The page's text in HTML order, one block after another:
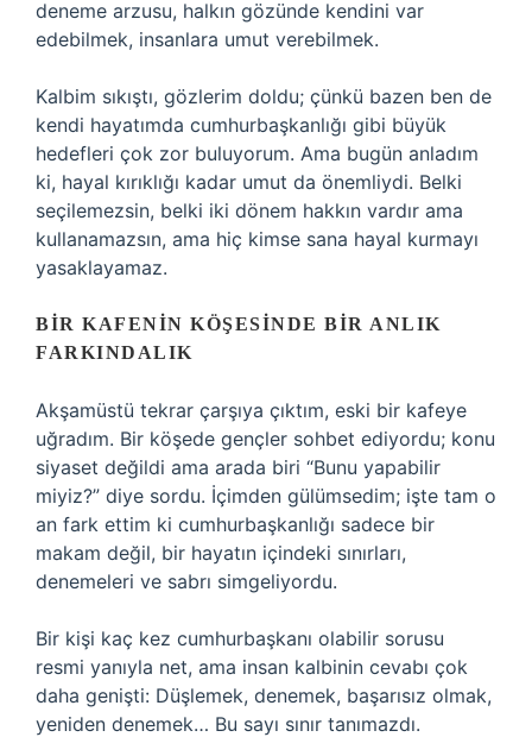
deneme arzusu, halkın gözünde kendini var
edebilmek, insanlara umut verebilmek.
Kalbim sıkıştı, gözlerim doldu; çünkü bazen ben de
kendi hayatımda cumhurbaşkanlığı gibi büyük
hedefleri çok zor buluyorum. Ama bugün anladım
ki, hayal kırıklığı kadar umut da önemliydi. Belki
seçilemezsin, belki iki dönem hakkın vardır ama
kullanamazsın, ama hiç kimse sana hayal kurmayı
yasaklayamaz.
BIR KAFENIN KÖŞESINDE BIR ANLIK
FARKINDALIK
Akşamüstü tekrar çarşıya çıktım, eski bir kafeye
uğradım. Bir köşede gençler sohbet ediyordu; konu
siyaset değildi ama arada biri “Bunu yapabilir
miyiz?” diye sordu. İçimden gülümsedim; işte tam o
an fark ettim ki cumhurbaşkanlığı sadece bir
makam değil, bir hayatın içindeki sınırları,
denemeleri ve sabrı simgeliyordu.
Bir kişi kaç kez cumhurbaşkanı olabilir sorusu
resmi yanıyla net, ama insan kalbinin cevabı çok
daha genişti: Düşlemek, denemek, başarısız olmak,
yeniden denemek… Bu sayı sınır tanımazdı.